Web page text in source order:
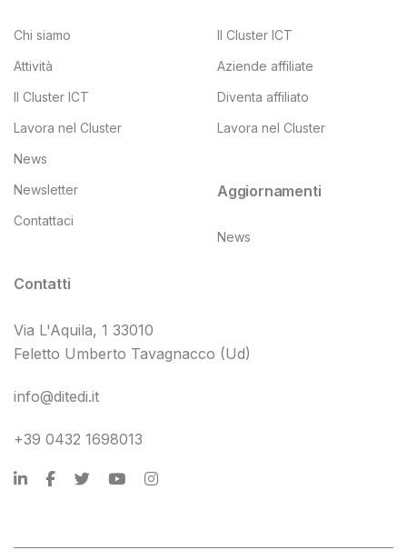
Chi siamo
Attività
Il Cluster ICT
Lavora nel Cluster
News
Newsletter
Contattaci
Il Cluster ICT
Aziende affiliate
Diventa affiliato
Lavora nel Cluster
Aggiornamenti
News
Contatti
Via L'Aquila, 1 33010
Feletto Umberto Tavagnacco (Ud)
info@ditedi.it
+39 0432 1698013